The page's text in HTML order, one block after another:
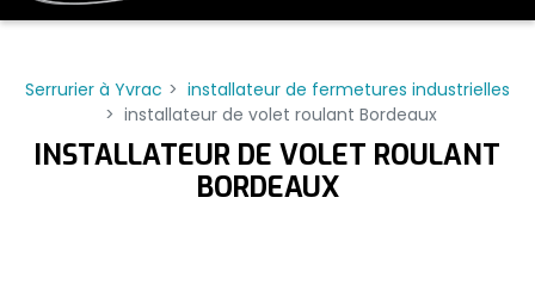
Serrurier à Yvrac
installateur de fermetures industrielles
installateur de volet roulant Bordeaux
INSTALLATEUR DE VOLET ROULANT
BORDEAUX